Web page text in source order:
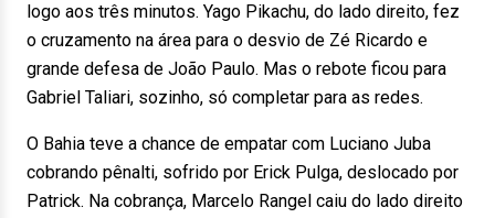
logo aos três minutos. Yago Pikachu, do lado direito, fez
o cruzamento na área para o desvio de Zé Ricardo e
grande defesa de João Paulo. Mas o rebote ficou para
Gabriel Taliari, sozinho, só completar para as redes.
O Bahia teve a chance de empatar com Luciano Juba
cobrando pênalti, sofrido por Erick Pulga, deslocado por
Patrick. Na cobrança, Marcelo Rangel caiu do lado direito